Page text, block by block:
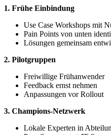
1. Frühe Einbindung
Use Case Workshops mit
Pain Points von unten
Lösungen gemeinsam
2. Pilotgruppen
Freiwillige Frühanwender
Feedback ernst nehmen
Anpassungen vor Rollout
3. Champions-Netzwerk
Lokale Experten in